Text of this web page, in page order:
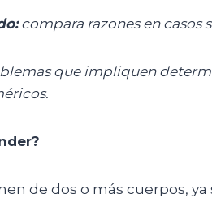
: compara razones en casos
que impliquen
de dos o más cuerpos,